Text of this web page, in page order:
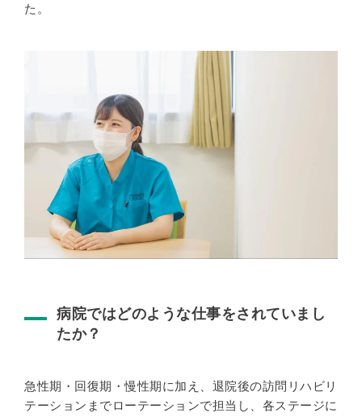
た。
病院ではどのような仕事をされていまし
たか？
急性期・回復期・慢性期に加え、退院後の訪問リハビリ
テーションまでローテーションで担当し、各ステージに